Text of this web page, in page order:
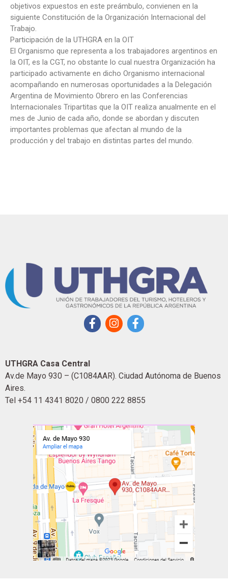
objetivos expuestos en este preámbulo, convienen en la
siguiente Constitución de la Organización Internacional del
Trabajo.
Participación de la UTHGRA en la OIT
El Organismo que representa a los trabajadores argentinos en
la OIT, es la CGT, no obstante lo cual nuestra Organización ha
participado activamente en dicho Organismo internacional
acompañando en numerosas oportunidades a la Delegación
Argentina de Movimiento Obrero en las Conferencias
Internacionales Tripartitas que la OIT realiza anualmente en el
mes de Junio de cada año, donde se abordan y discuten
importantes problemas que afectan al mundo de la
producción y del trabajo en distintas partes del mundo.
UTHGRA Casa Central
Av.de Mayo 930 – (C1084AAR). Ciudad Autónoma de Buenos
Aires.
Tel +54 11 4341 8020 / 0800 222 8855